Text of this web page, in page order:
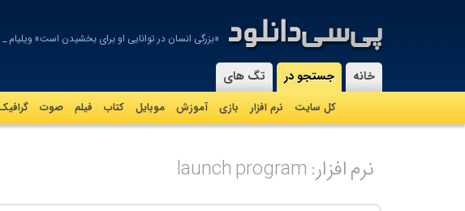
-
«بزرگی انسان در توانایی او برای بخشیدن است» ویلیام
خانه جستجو در
کل سایت نرم افزار بازی آموزش موبايل کتاب فیلم صوت
تگ های
نرم افزار: launch program